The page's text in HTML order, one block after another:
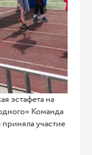
эстафета на
Команда
участие